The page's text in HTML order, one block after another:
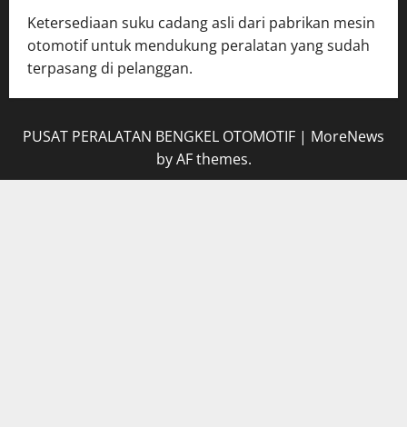
Ketersediaan suku cadang asli dari pabrikan mesin
otomotif untuk mendukung peralatan yang sudah
terpasang di pelanggan.
PUSAT PERALATAN BENGKEL OTOMOTIF | MoreNews
by AF themes.